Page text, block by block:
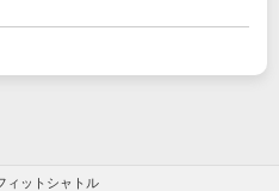
ィットシャトル